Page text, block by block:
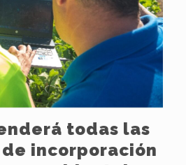
todas las
incorporación